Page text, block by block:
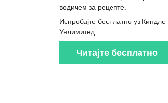
водичем за рецепте.
Испробајте бесплатно уз Киндле
Унлимитед:
Читајте бесплатно